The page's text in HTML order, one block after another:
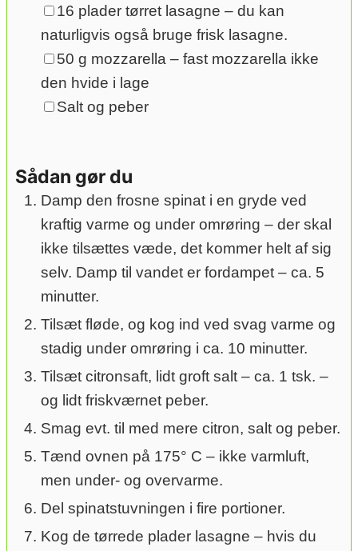
▢
16 plader tørret lasagne – du kan
naturligvis også bruge frisk lasagne.
▢
50 g mozzarella – fast mozzarella ikke
den hvide i lage
▢
Salt og peber
Sådan gør du
Damp den frosne spinat i en gryde ved
kraftig varme og under omrøring – der skal
ikke tilsættes væde, det kommer helt af sig
selv. Damp til vandet er fordampet – ca. 5
minutter.
Tilsæt fløde, og kog ind ved svag varme og
stadig under omrøring i ca. 10 minutter.
Tilsæt citronsaft, lidt groft salt – ca. 1 tsk. –
og lidt friskværnet peber.
Smag evt. til med mere citron, salt og peber.
Tænd ovnen på 175° C – ikke varmluft,
men under- og overvarme.
Del spinatstuvningen i fire portioner.
Kog de tørrede plader lasagne – hvis du